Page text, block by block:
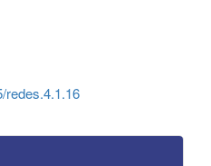
redes.4.1.16